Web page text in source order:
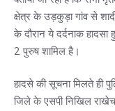
क्षेत्र के उड़कुड़ा गांव से
के दौरान ये दर्दनाक
2 पुरुष शामिल है।
हादसे की सूचना मिलते ही
जिले के एसपी निखिल